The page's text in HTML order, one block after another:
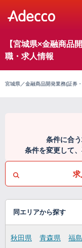
【宮城県×金融商品
職・求人情報
宮城県／金融商品開発業務(証券
条件に合
条件を変更して
求
同エリアから探す
秋田県 青森県 福